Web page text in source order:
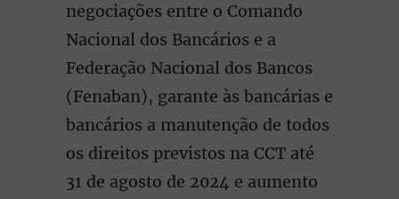
negociações entre o Comando
Nacional dos Bancários e a
Federação Nacional dos Bancos
(Fenaban), garante às bancárias e
bancários a manutenção de todos
os direitos previstos na CCT até
31 de agosto de 2024 e aumento